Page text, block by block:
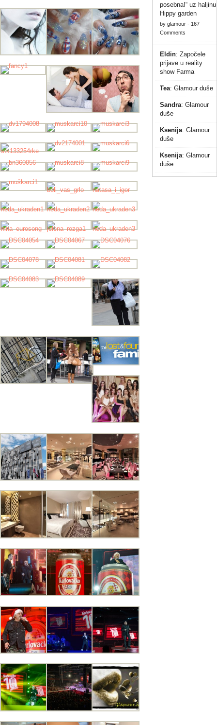
posebna!“ uz haljinu
Hippy garden
by glamour- 167
Comments
Eldin: Započele
prijave u reality
show Farma
Tea: Glamour duše
Sandra: Glamour
duše
Ksenija: Glamour
duše
Ksenija: Glamour
duše